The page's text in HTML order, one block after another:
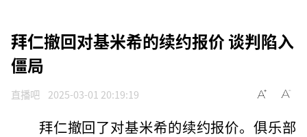
拜仁撤回对基米希的续约报价 谈判陷入
僵局
直播吧 2025-03-01 20:19:19
拜仁撤回了对基米希的续约报价。俱乐部